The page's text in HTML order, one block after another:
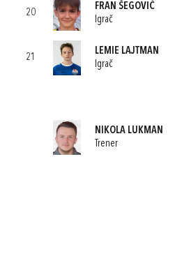
20
FRAN ŠEGOVIĆ
Igrač
21
LEMIE LAJTMAN
Igrač
NIKOLA LUKMAN
Trener